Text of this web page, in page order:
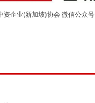
资企业(新加坡)协会 微信公众号